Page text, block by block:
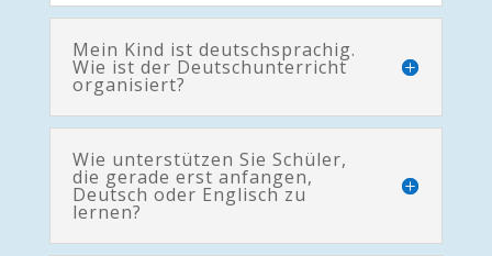
Mein Kind ist deutschsprachig.
Wie ist der Deutschunterricht
organisiert?
Wie unterstützen Sie Schüler,
die gerade erst anfangen,
Deutsch oder Englisch zu
lernen?